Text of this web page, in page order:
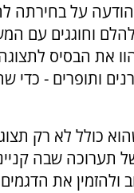
על בחירתה
וחוגגים עם
את הבסיס
ותופרים - כדי
כולל לא רק
של תערוכה שבה
ולהזמין את